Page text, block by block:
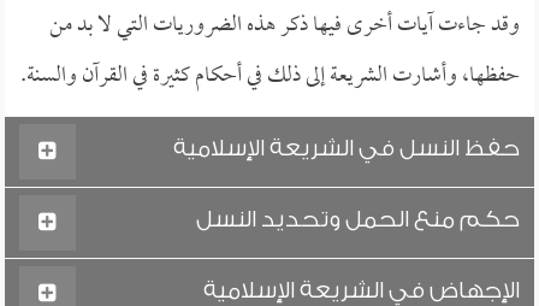
وقد جاءت آيات أخرى فيها ذكر هذه الضروريات التي لا بد من
حفظها، وأشارت الشريعة إلى ذلك في أحكام كثيرة في القرآن والسنة.
حفظ النسل في الشريعة الإسلامية
حكم منع الحمل وتحديد النسل
الإجهاض في الشريعة الإسلامية